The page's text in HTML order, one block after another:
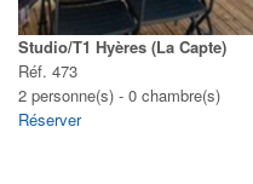
Studio/T1 Hyères (La Capte)
Réf. 473
2 personne(s) - 0 chambre(s)
Réserver